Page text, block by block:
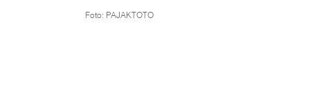
Foto: PAJAKTOTO